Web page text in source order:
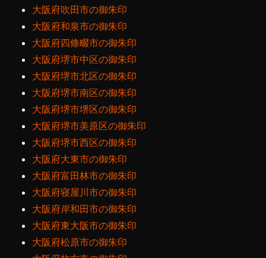
大阪府吹田市の御朱印
大阪府和泉市の御朱印
大阪府四條畷市の御朱印
大阪府堺市中区の御朱印
大阪府堺市北区の御朱印
大阪府堺市南区の御朱印
大阪府堺市堺区の御朱印
大阪府堺市美原区の御朱印
大阪府堺市西区の御朱印
大阪府大東市の御朱印
大阪府富田林市の御朱印
大阪府寝屋川市の御朱印
大阪府岸和田市の御朱印
大阪府東大阪市の御朱印
大阪府松原市の御朱印